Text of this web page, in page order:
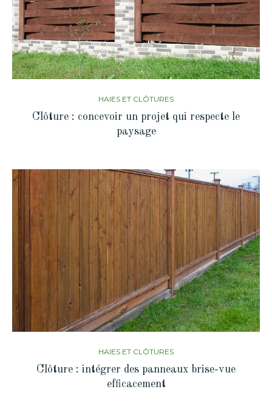
HAIES ET CLÔTURES
Clôture : concevoir un projet qui respecte le
paysage
HAIES ET CLÔTURES
Clôture : intégrer des panneaux brise-vue
efficacement